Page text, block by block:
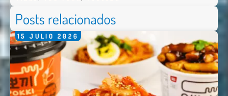
Posts relacionados
15 JULIO 2026